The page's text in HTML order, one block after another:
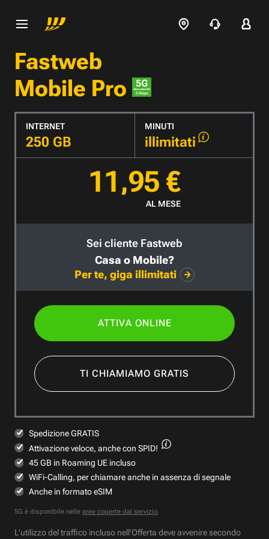
Fastweb
Mobile Pro
INTERNET
250 GB
MINUTI
illimitati
11,95 €
AL MESE
Sei cliente Fastweb
Casa o Mobile?
Per te, giga illimitati
ATTIVA ONLINE
TI CHIAMIAMO GRATIS
Spedizione GRATIS
Attivazione veloce, anche con SPID!
45 GB in Roaming UE incluso
WiFi-Calling, per chiamare anche in assenza di segnale
Anche in formato eSIM
5G è disponibile nelle aree coperte dal servizio.
L’utilizzo del traffico incluso nell’Offerta deve avvenire secondo